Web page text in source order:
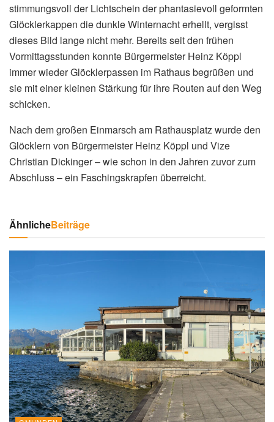
stimmungsvoll der Lichtschein der phantasievoll geformten
Glöcklerkappen die dunkle Winternacht erhellt, vergisst
dieses Bild lange nicht mehr. Bereits seit den frühen
Vormittagsstunden konnte Bürgermeister Heinz Köppl
immer wieder Glöcklerpassen im Rathaus begrüßen und
sie mit einer kleinen Stärkung für ihre Routen auf den Weg
schicken.
Nach dem großen Einmarsch am Rathausplatz wurde den
Glöcklern von Bürgermeister Heinz Köppl und Vize
Christian Dickinger – wie schon in den Jahren zuvor zum
Abschluss – ein Faschingskrapfen überreicht.
ÄhnlicheBeiträge